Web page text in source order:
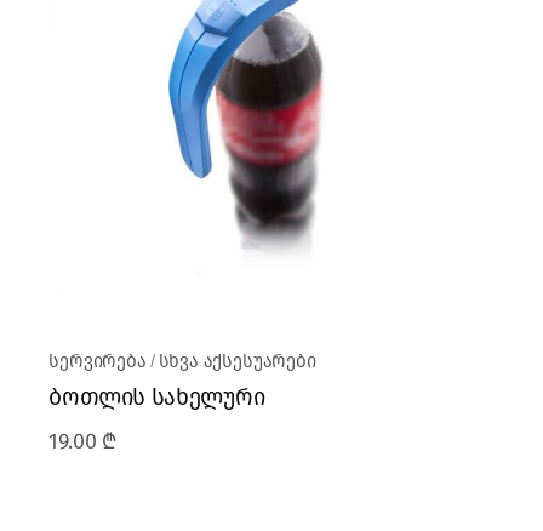
სერვირება სხვა აქსესუარები
ბოთლის სახელური
19.00 ₾